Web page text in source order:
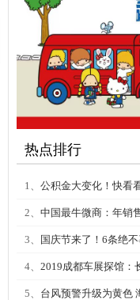
热点排行
1、 公积金大变化！快看
2、 中国最牛微商：年销
3、 国庆节来了！6条绝
4、 2019成都车展探馆：
5、 台风预警升级为黄色